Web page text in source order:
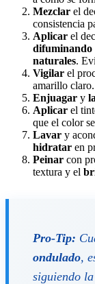
Mezclar el
consistencia
Aplicar el
difuminando
naturales.
Vigilar el
amarillo claro.
Enjuagar y
Aplicar el
que el color
Lavar y
hidratar en
Peinar con
textura y el
Pro-Tip:
ondulado,
siguiendo